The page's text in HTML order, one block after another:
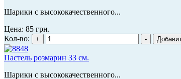
Шарики с высококачественного...
Цена: 85 грн.
Кол-во:
Пастель розмарин 33 см.
Шарики с высококачественного...